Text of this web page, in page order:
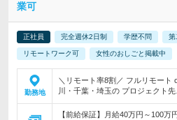
業可
正社員 完全週休2日制 学歴不問 第
リモートワーク可 女性のおしごと掲載中
勤務地
＼リモート率8割／ フルリモート
川・千葉・埼玉の プロジェクト先
【前給保証】月給40万円～100万